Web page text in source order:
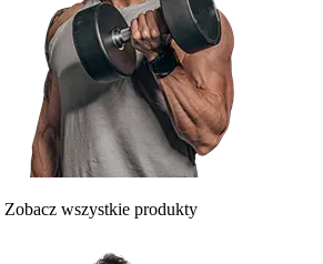
Zobacz wszystkie produkty